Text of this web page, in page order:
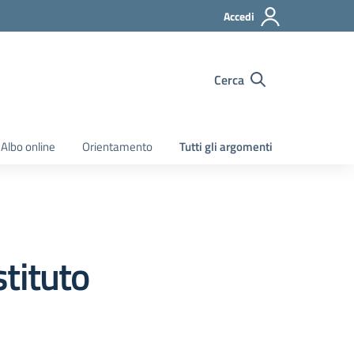
Accedi
Cerca
Albo online Orientamento Tutti gli argomenti